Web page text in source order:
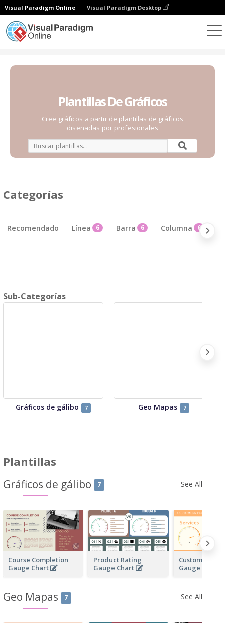
Visual Paradigm Online Visual Paradigm Desktop
Plantillas De Gráficos
Cree gráficos a partir de plantillas de gráficos
diseñadas por profesionales
Categorías
Recomendado Línea 6 Barra 6 Columna 6
Sub-Categorías
Gráficos de gálibo 7 Geo Mapas 7
Plantillas
Gráficos de gálibo 7 See All
Course Completion
Gauge Chart
Product Rating
Gauge Chart
Customers
Gauge Chart
Geo Mapas 7 See All